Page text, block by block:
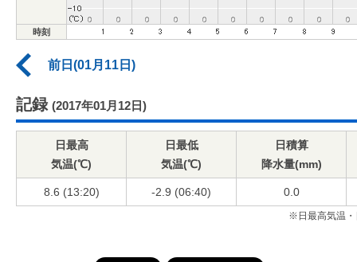
時刻
前日(01月11日)
記録 (2017年01月12日)
日最高
気温(℃)
日最低
気温(℃)
日積算
降水量(mm)
8.6 (13:20) -2.9 (06:40) 0.0
※日最高気温・